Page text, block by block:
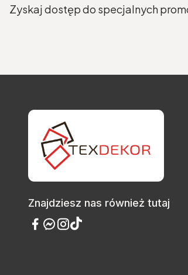
Zyskaj dostęp do specjalnych
Znajdziesz nas również tutaj